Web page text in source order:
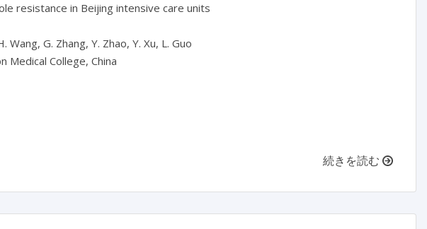
resistance in Beijing intensive care units
Wang, G. Zhang, Y. Zhao, Y. Xu, L. Guo
Medical College, China
続きを読む